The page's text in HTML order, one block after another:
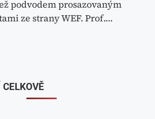
podvodem prosazovaným
ze strany WEF. Prof.…